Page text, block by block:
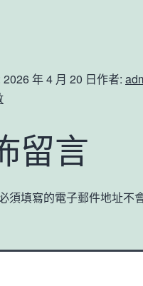
2026 年 4 月 20 日作者:
留言
須填寫的電子郵件地址不